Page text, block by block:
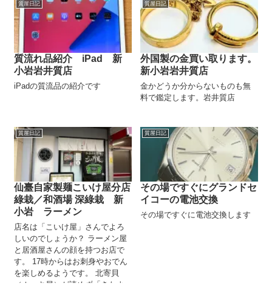
質屋日記
質流れ品紹介 iPad 新
小岩岩井質店
iPadの質流品の紹介です
質屋日記
外国製の金買い取ります。
新小岩岩井質店
金かどうか分からないものも無
料で鑑定します。岩井質店
質屋日記
仙臺自家製麺こいけ屋分店
綠栽／和酒場 深綠栽 新
小岩 ラーメン
店名は「こいけ屋」さんでよろ
しいのでしょうか？ ラーメン屋
と居酒屋さんの顔を持つお店で
す。 17時からはお刺身やおでん
を楽しめるようです。 北寄貝
（ホッキ貝）が読めず「きたよ
質屋日記
その場ですぐにグランドセ
イコーの電池交換
その場ですぐに電池交換します